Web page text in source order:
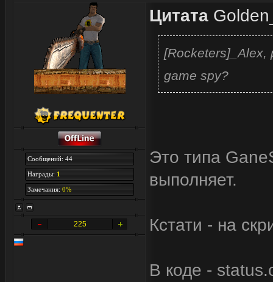
Сообщений: 44
Награды: 1
Замечания: 0%
225
Цитата
game spy?
Это типа
выполняет.
Кстати - на
В коде -